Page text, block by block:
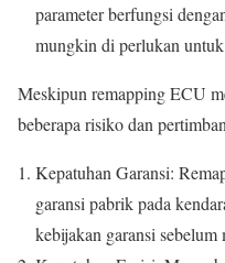
parameter berfungsi
mungkin di perlukan
Meskipun remapping ECU
beberapa risiko dan
Kepatuhan Garansi:
garansi pabrik pada
kebijakan garansi